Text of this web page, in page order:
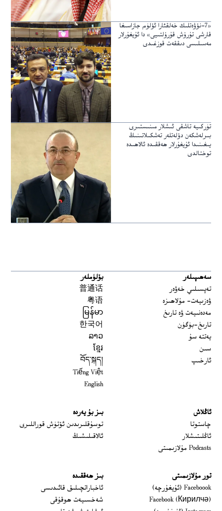
«7-نۆۋەتلىك خەلقئارا ئۆلۈم جازاسىغا
قارشى تۇرۇش قۇرۇلتىيى» دا ئۇيغۇرلار
مەسىلىسى دىققەت قوزغىدى
تۈركىيە تاشقى ئىشلار مىنىستىرى
بىرلەشكەن دۆلەتلەر تەشكىلاتىنىڭ
يىغىنىدا ئۇيغۇرلار ھەققىدە ئالاھىدە
توختالدى
سەھىپىلەر
تەپسىلىي خەۋەر
ۋەزىيەت- مۇلاھىزە
مەدەنىيەت ۋە تارىخ
تارىخ-بۈگۈن
يەتتە سۇ
سىن
ئارخىپ
بۆلۈملەر
普通话
粤语
မြန်မာ
한국어
ລາວ
ខ្មែរ
བོད་སྐད།
Tiếng Việt
English
ئاڭلاش
چاستوتا
ئاڭلىتىشلار
Podcasts مۇلازىمىتى
بىز بۇ يەردە
توسۇقلىرىدىن ئۆتۈش قوراللىرى
ئالاقىلىشىڭ
تور مۇلازىمىتى
Faceboook (ئۇيغۇرچە)
Opens in new window
Facebook (Кирилчә)
Opens in new window
بىز ھەققىدە
ئاخباراتچىلىق قائىدىسى
شەخسىيەت ھوقۇقى